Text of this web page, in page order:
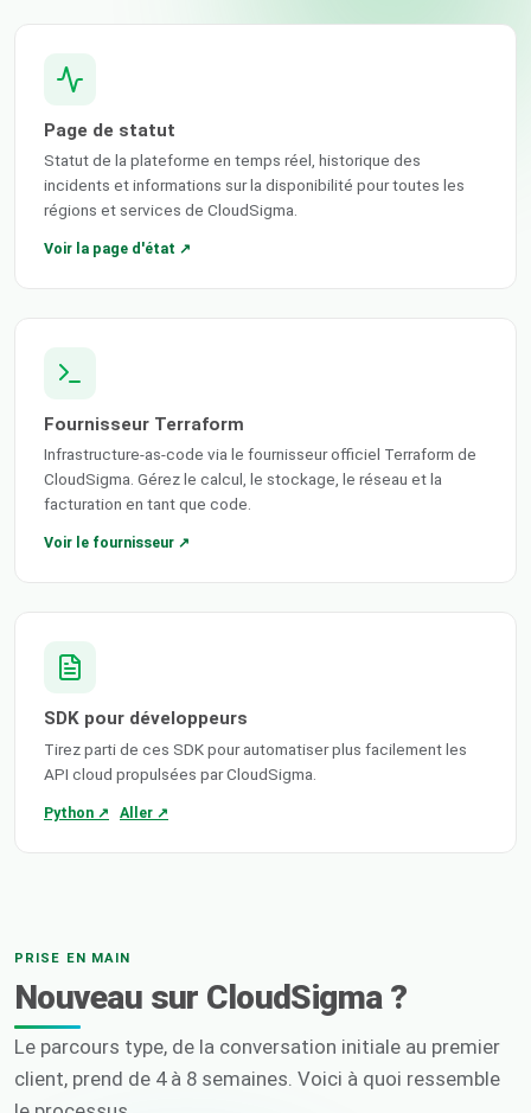
Page de statut
Statut de la plateforme en temps réel, historique des
incidents et informations sur la disponibilité pour toutes les
régions et services de CloudSigma.
Voir la page d'état ↗
Fournisseur Terraform
Infrastructure-as-code via le fournisseur officiel Terraform de
CloudSigma. Gérez le calcul, le stockage, le réseau et la
facturation en tant que code.
Voir le fournisseur ↗
SDK pour développeurs
Tirez parti de ces SDK pour automatiser plus facilement les
API cloud propulsées par CloudSigma.
Python ↗ Aller ↗
PRISE EN MAIN
Nouveau sur CloudSigma ?
Le parcours type, de la conversation initiale au premier
client, prend de 4 à 8 semaines. Voici à quoi ressemble